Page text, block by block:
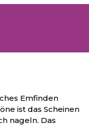
Emfinden
ist das Scheinen
nageln. Das